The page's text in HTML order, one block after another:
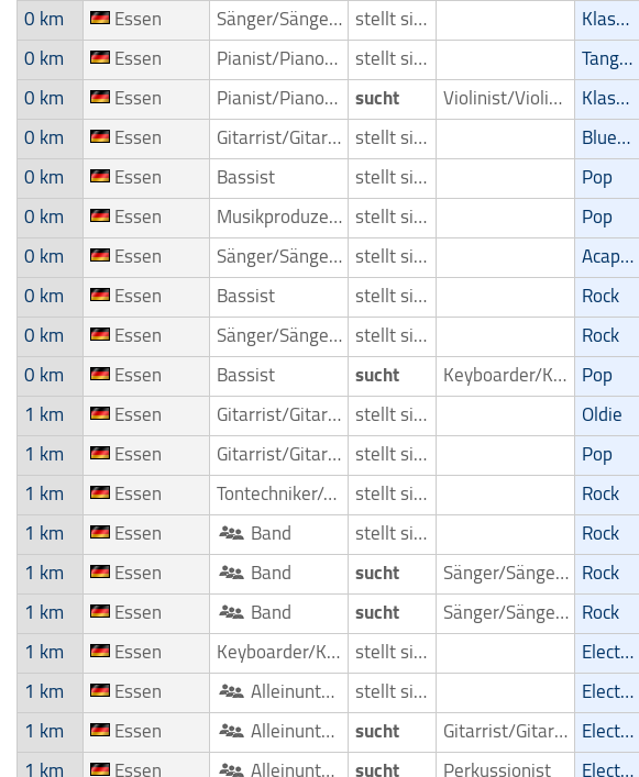
0 km Essen Sänger/Sängerin stellt sich vor Klassik
0 km Essen Pianist/Pianospieler stellt sich vor Tango/Samba
0 km Essen Pianist/Pianospieler sucht Violinist/Violinenspieler/Geiger Klassik
0 km Essen Gitarrist/Gitarrenspieler stellt sich vor Blues/Swing
0 km Essen Bassist stellt sich vor Pop
0 km Essen Musikproduzent stellt sich vor Pop
0 km Essen Sänger/Sängerin stellt sich vor Acapella
0 km Essen Bassist stellt sich vor Rock
0 km Essen Sänger/Sängerin stellt sich vor Rock
0 km Essen Bassist sucht Keyboarder/Keyboardspieler Pop
1 km Essen Gitarrist/Gitarrenspieler stellt sich vor Oldie
1 km Essen Gitarrist/Gitarrenspieler stellt sich vor Pop
1 km Essen Tontechniker/Toningenieur/Tonmeister stellt sich vor Rock
1 km Essen Band stellt sich vor Rock
1 km Essen Band sucht Sänger/Sängerin Rock
1 km Essen Band sucht Sänger/Sängerin Rock
1 km Essen Keyboarder/Keyboardspieler stellt sich vor Electronic
1 km Essen Alleinunterhalter stellt sich vor Electronic
1 km Essen Alleinunterhalter sucht Gitarrist/Gitarrenspieler Electronic